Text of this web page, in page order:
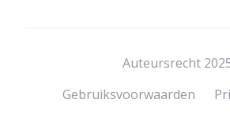
Auteursrecht
Gebruiksvoorwaarden